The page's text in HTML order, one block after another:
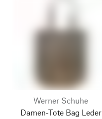
Werner Schuhe
Damen-Tote Bag Leder